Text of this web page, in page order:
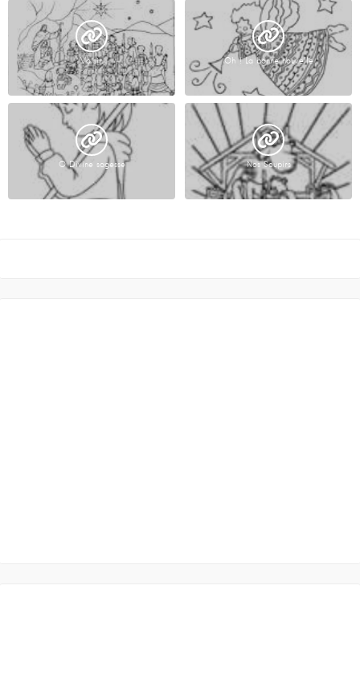
Voisin Oh ! La bonne nouvelle
O Divine sagesse Nos Soupirs